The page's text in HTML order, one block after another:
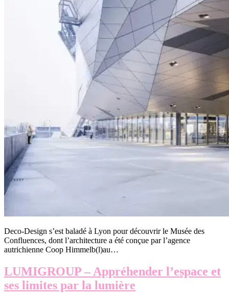
Deco-Design s’est baladé à Lyon pour découvrir le Musée des
Confluences, dont l’architecture a été conçue par l’agence
autrichienne Coop Himmelb(l)au…
LUMIGROUP – Appréhender l’espace et
ses limites par la lumière